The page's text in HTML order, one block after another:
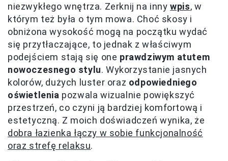
niezwykłego wnętrza. Zerknij na innywpis, w
którym też była o tym mowa. Choć skosy i
obniżona wysokość mogą na początku wydać
się przytłaczające, to jednak z właściwym
podejściem stają się one prawdziwym atutem
nowoczesnego stylu. Wykorzystanie jasnych
kolorów, dużych luster oraz odpowiedniego
oświetlenia pozwala wizualnie powiększyć
przestrzeń, co czyni ją bardziej komfortową i
estetyczną. Z moich doświadczeń wynika, że
dobra łazienka łączy w sobie funkcjonalność
oraz strefę relaksu.